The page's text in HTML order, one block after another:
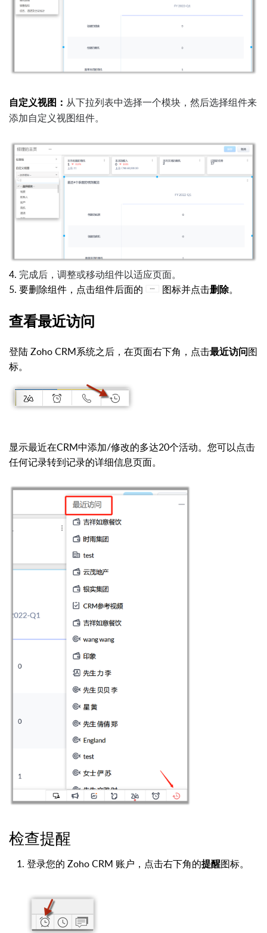
自定义视图： 从下拉列表中选择一个模块，然后选择组件来
添加自定义视图组件。
4. 完成后，调整或移动组件以适应页面。
5. 要删除组件，点击组件后面的
图标并点击删除。
查看最近访问
登陆 Zoho CRM系统之后，在页面右下角，点击最近访问图
标。
显示最近在CRM中添加/修改的多达20个活动。您可以点击
任何记录转到记录的详细信息页面。
检查提醒
登录您的 Zoho CRM 账户，点击右下角的提醒图标。